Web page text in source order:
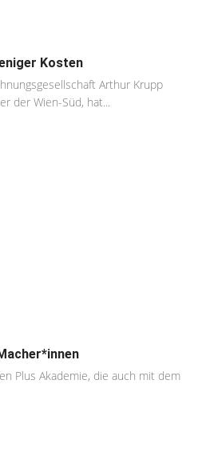
Kosten
Arthur Krupp
der Wien-Süd, hat...
Plus Akademie, die auch mit dem